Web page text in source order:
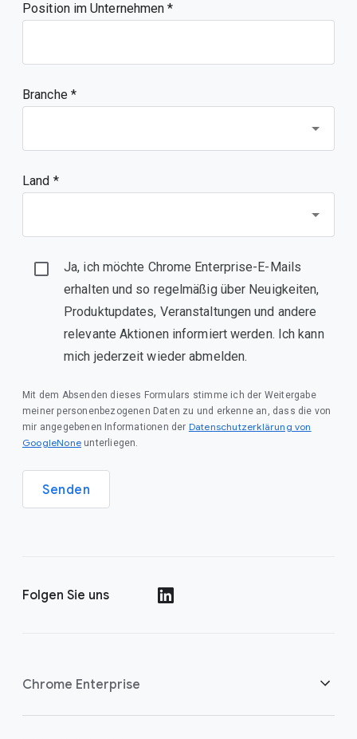
Position im Unternehmen
Branche *
Land *
Ja, ich möchte Chrome Enterprise-E-Mails
erhalten und so regelmäßig über Neuigkeiten,
Produktupdates, Veranstaltungen und andere
relevante Aktionen informiert werden. Ich kann
mich jederzeit wieder abmelden.
Mit dem Absenden dieses Formulars stimme ich der Weitergabe
meiner personenbezogenen Daten zu und erkenne an, dass die von
mir angegebenen Informationen der Datenschutzerklärung von
GoogleNone unterliegen.
Senden
Folgen Sie uns
Chrome Enterprise